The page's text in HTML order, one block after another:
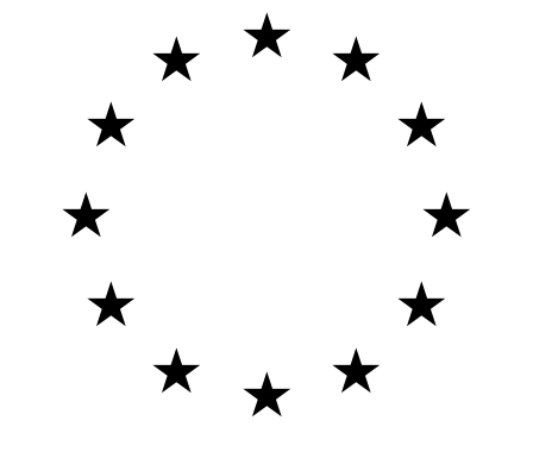
★ ★
★
★
★
★
★
★
★
★
★
★